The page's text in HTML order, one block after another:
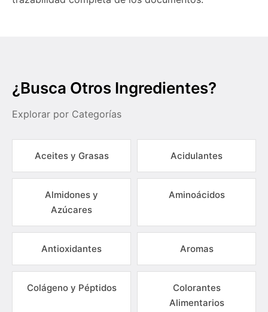
¿Busca Otros Ingredientes?
Explorar por Categorías
Aceites y Grasas Acidulantes
Almidones y
Azúcares
Aminoácidos
Antioxidantes Aromas
Colágeno y Péptidos
Colorantes
Alimentarios